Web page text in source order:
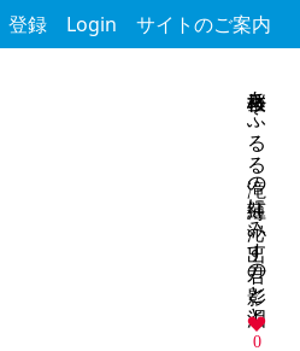
登録 Login サイトのご案内
枝垂桜あふるる滝の薄紅に沁み出す君の影と泪と
0